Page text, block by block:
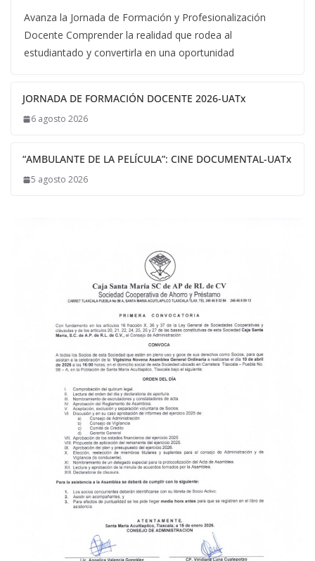
Avanza la Jornada de Formación y Profesionalización
Docente Comprender la realidad que rodea al
estudiantado y convertirla en una oportunidad
JORNADA DE FORMACIÓN DOCENTE 2026-UATx
6 agosto 2026
“AMBULANTE DE LA PELÍCULA”: CINE DOCUMENTAL-UATx
5 agosto 2026